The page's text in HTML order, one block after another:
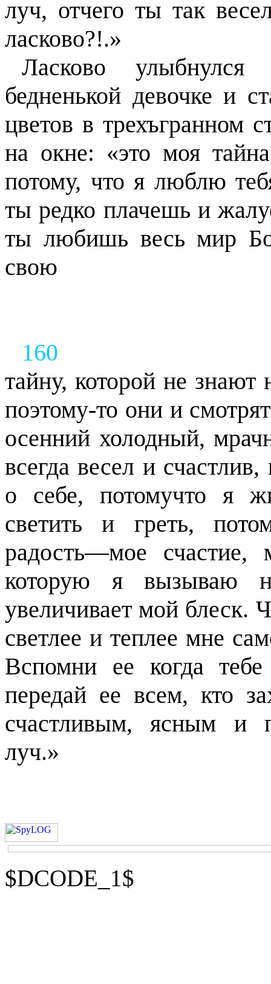
луч, отчего ты так
ласково?!.»
Ласково
бедненькой девочке и
цветов в трехъгранном
на окне: «это моя
потому, что я люблю
ты редко плачешь и
ты любишь весь мир
свою
160
тайну, которой не
поэтому-то они и
осенний холодный,
всегда весел и
о себе, потомучто я
светить и греть,
радость—мое счастие,
которую я вызываю
увеличивает мой блеск.
светлее и теплее мне
Вспомни ее когда
передай ее всем, кто
счастливым, ясным и
луч.»
$DCODE_1$